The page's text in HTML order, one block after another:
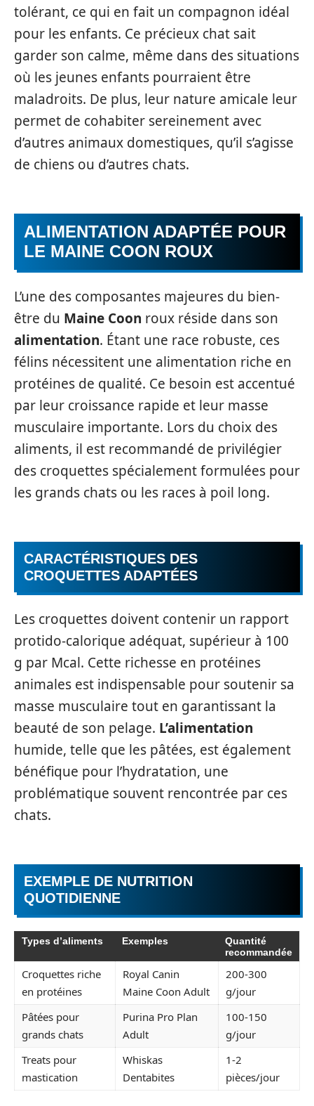
tolérant, ce qui en fait un compagnon idéal
pour les enfants. Ce précieux chat sait
garder son calme, même dans des situations
où les jeunes enfants pourraient être
maladroits. De plus, leur nature amicale leur
permet de cohabiter sereinement avec
d’autres animaux domestiques, qu’il s’agisse
de chiens ou d’autres chats.
ALIMENTATION ADAPTÉE POUR
LE MAINE COON ROUX
L’une des composantes majeures du bien-
être du Maine Coon roux réside dans son
alimentation. Étant une race robuste, ces
félins nécessitent une alimentation riche en
protéines de qualité. Ce besoin est accentué
par leur croissance rapide et leur masse
musculaire importante. Lors du choix des
aliments, il est recommandé de privilégier
des croquettes spécialement formulées pour
les grands chats ou les races à poil long.
CARACTÉRISTIQUES DES
CROQUETTES ADAPTÉES
Les croquettes doivent contenir un rapport
protido-calorique adéquat, supérieur à 100
g par Mcal. Cette richesse en protéines
animales est indispensable pour soutenir sa
masse musculaire tout en garantissant la
beauté de son pelage. L’alimentation
humide, telle que les pâtées, est également
bénéfique pour l’hydratation, une
problématique souvent rencontrée par ces
chats.
EXEMPLE DE NUTRITION
QUOTIDIENNE
Types d’aliments Exemples
Quantité
recommandée
Croquettes riche
en protéines
Royal Canin
Maine Coon Adult
200-300
g/jour
Pâtées pour
grands chats
Purina Pro Plan
Adult
100-150
g/jour
Treats pour
mastication
Whiskas
Dentabites
1-2
pièces/jour